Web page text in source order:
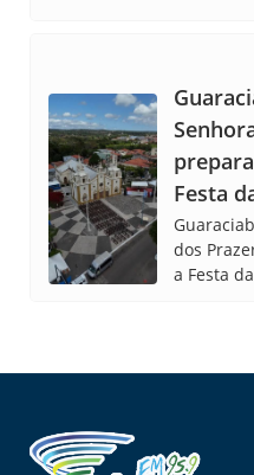
Festa
dos
a Festa